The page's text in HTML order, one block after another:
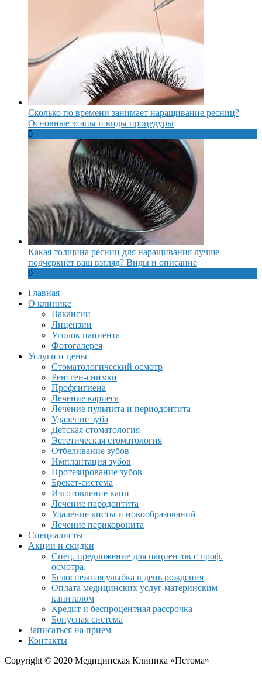
Сколько по времени занимает наращивание ресниц?
Основные этапы и виды процедуры
0
Какая толщина ресниц для наращивания лучше
подчеркнет ваш взгляд? Виды и описание
0
Главная
О клинике
Вакансии
Лицензии
Уголок пациента
Фотогалерея
Услуги и цены
Стоматологический осмотр
Рентген-снимки
Профгигиена
Лечение кариеса
Лечение пульпита и периодонтита
Удаление зуба
Детская стоматология
Эстетическая стоматология
Отбеливание зубов
Имплантация зубов
Протезирование зубов
Брекет-система
Изготовление капп
Лечение пародонтита
Удаление кисты и новообразований
Лечение перикоронита
Специалисты
Акции и скидки
Спец. предложение для пациентов с проф.
осмотра.
Белоснежная улыбка в день рождения
Оплата медицинских услуг материнским
капиталом
Кредит и беспроцентная рассрочка
Бонусная система
Записаться на прием
Контакты
Copyright © 2020 Медицинская Клиника «Пстома»